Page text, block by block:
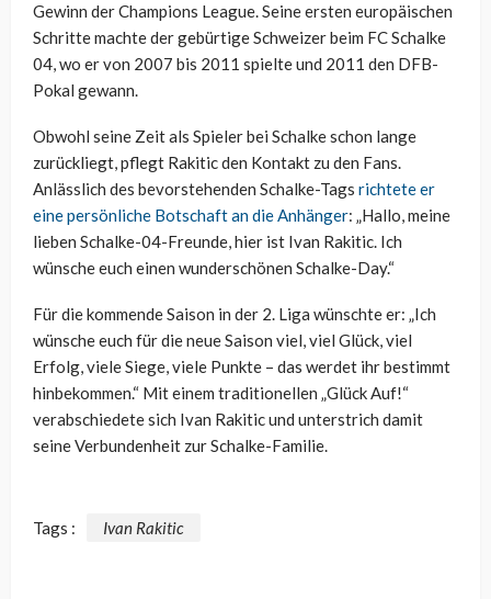
Gewinn der Champions League. Seine ersten europäischen
Schritte machte der gebürtige Schweizer beim FC Schalke
04, wo er von 2007 bis 2011 spielte und 2011 den DFB-
Pokal gewann.
Obwohl seine Zeit als Spieler bei Schalke schon lange
zurückliegt, pflegt Rakitic den Kontakt zu den Fans.
Anlässlich des bevorstehenden Schalke-Tags richtete er
eine persönliche Botschaft an die Anhänger: „Hallo, meine
lieben Schalke-04-Freunde, hier ist Ivan Rakitic. Ich
wünsche euch einen wunderschönen Schalke-Day.“
Für die kommende Saison in der 2. Liga wünschte er: „Ich
wünsche euch für die neue Saison viel, viel Glück, viel
Erfolg, viele Siege, viele Punkte – das werdet ihr bestimmt
hinbekommen.“ Mit einem traditionellen „Glück Auf!“
verabschiedete sich Ivan Rakitic und unterstrich damit
seine Verbundenheit zur Schalke-Familie.
Tags : Ivan Rakitic